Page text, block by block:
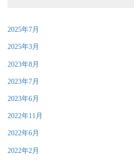
2025年7月
2025年3月
2023年8月
2023年7月
2023年6月
2022年11月
2022年6月
2022年2月